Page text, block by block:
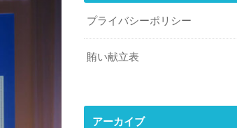
プライバシーポリシー
賄い献立表
アーカイブ